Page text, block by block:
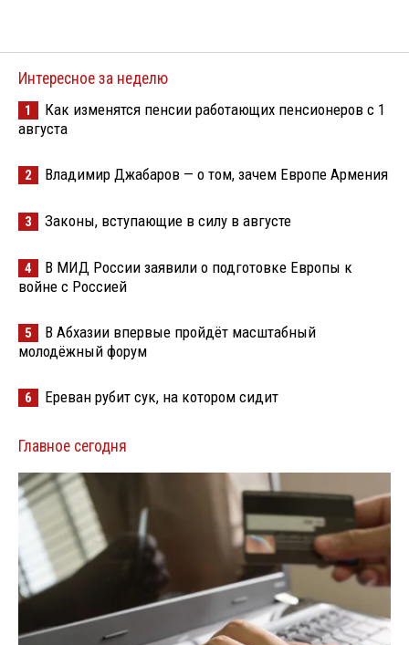
Интересное за неделю
1
Как изменятся пенсии работающих пенсионеров с 1
августа
2 Владимир Джабаров — о том, зачем Европе Армения
3 Законы, вступающие в силу в августе
4
В МИД России заявили о подготовке Европы к
войне с Россией
5
В Абхазии впервые пройдёт масштабный
молодёжный форум
6 Ереван рубит сук, на котором сидит
Главное сегодня